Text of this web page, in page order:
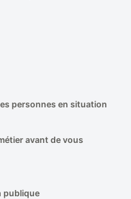
personnes en situation
avant de vous
publique